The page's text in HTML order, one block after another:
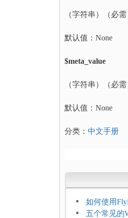
（字符串）（必
默认值：None
$meta_value
（字符串）（必
默认值：None
分类： 中文手册
如何使用
网页指标（
五个常见的